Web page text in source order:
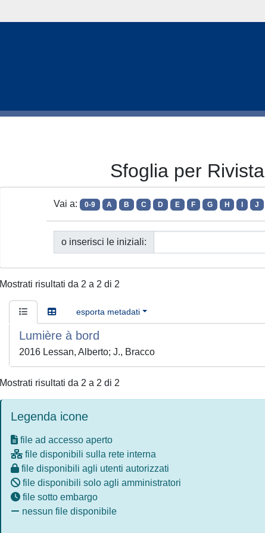
Sfoglia per Rivista
Vai a: 0-9 A B C D E F G H J
o inserisci le iniziali:
Mostrati risultati da 2 a 2 di 2
esporta metadati
Lumière à bord
2016 Lessan, Alberto; J., Bracco
Mostrati risultati da 2 a 2 di 2
Legenda icone
file ad accesso aperto
file disponibili sulla rete interna
file disponibili agli utenti autorizzati
file disponibili solo agli amministratori
file sotto embargo
nessun file disponibile